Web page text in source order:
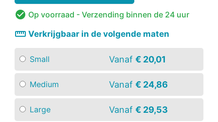
 Op voorraad - Verzending binnen de 24 uur
straighten Verkrijgbaar in de volgende maten
Small Vanaf € 20,01
Medium Vanaf € 24,86
Large Vanaf € 29,53